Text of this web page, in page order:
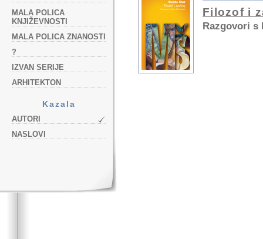
MALA POLICA
KNJIŽEVNOSTI
MALA POLICA ZNANOSTI
?
IZVAN SERIJE
ARHITEKTON
Kazala
AUTORI
NASLOVI
Filozof i
Razgovori s